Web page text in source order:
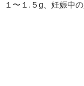
１〜１.５g、妊娠中